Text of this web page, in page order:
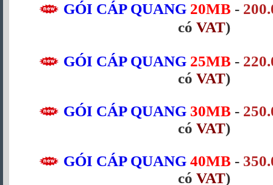
GÓI CÁP QUANG 20MB -
có VAT)
GÓI CÁP QUANG 25MB -
có VAT)
GÓI CÁP QUANG 30MB -
có VAT)
GÓI CÁP QUANG 40MB -
có VAT)